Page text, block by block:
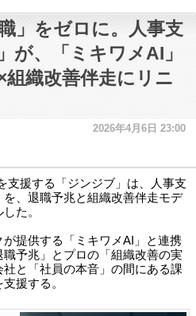
」をゼロに。人事支
が、「ミキワメAI」
組織改善伴走にリニ
2026年4月6日 23:00
支援する「ジンジブ」は、人事支
、退職予兆と組織改善伴走モデ
た。
提供する「ミキワメAI」と連携
予兆」とプロの「組織改善の実
と「社員の本音」の間にある課
援する。